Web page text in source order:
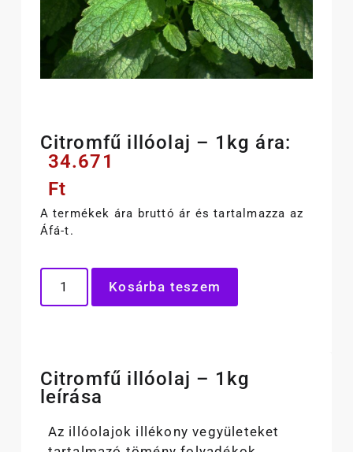
Citromfű illóolaj – 1kg ára:
34.671
Ft
A termékek ára bruttó ár és tartalmazza az
Áfá-t.
Kosárba teszem
Citromfű illóolaj – 1kg
leírása
Az illóolajok illékony vegyületeket